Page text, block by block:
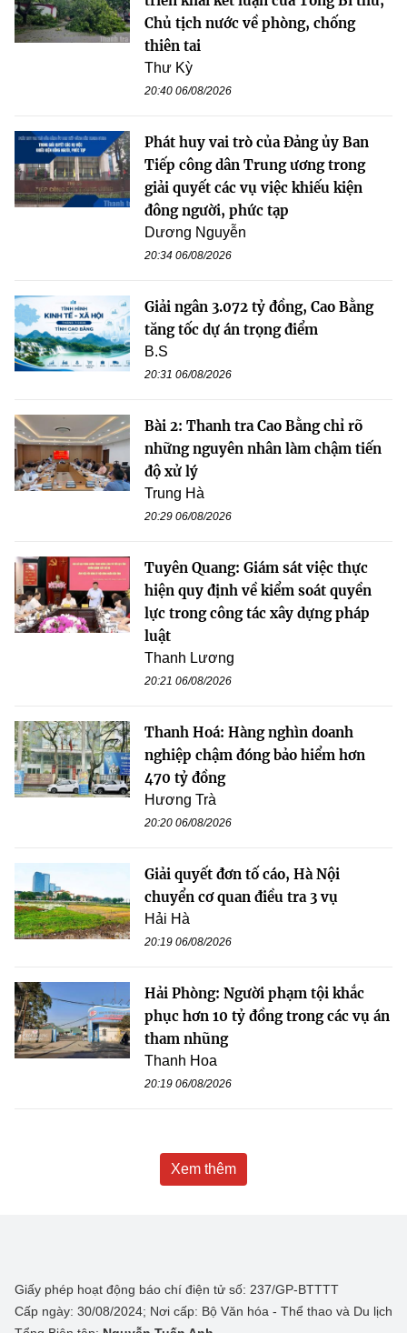
Chủ tịch nước về phòng, chống
thiên tai
Thư Kỳ
20:40 06/08/2026
Phát huy vai trò của Đảng ủy Ban
Tiếp công dân Trung ương trong
giải quyết các vụ việc khiếu kiện
đông người, phức tạp
Dương Nguyễn
20:34 06/08/2026
Giải ngân 3.072 tỷ đồng, Cao Bằng
tăng tốc dự án trọng điểm
B.S
20:31 06/08/2026
Bài 2: Thanh tra Cao Bằng chỉ rõ
những nguyên nhân làm chậm tiến
độ xử lý
Trung Hà
20:29 06/08/2026
Tuyên Quang: Giám sát việc thực
hiện quy định về kiểm soát quyền
lực trong công tác xây dựng pháp
luật
Thanh Lương
20:21 06/08/2026
Thanh Hoá: Hàng nghìn doanh
nghiệp chậm đóng bảo hiểm hơn
470 tỷ đồng
Hương Trà
20:20 06/08/2026
Giải quyết đơn tố cáo, Hà Nội
chuyển cơ quan điều tra 3 vụ
Hải Hà
20:19 06/08/2026
Hải Phòng: Người phạm tội khắc
phục hơn 10 tỷ đồng trong các vụ án
tham nhũng
Thanh Hoa
20:19 06/08/2026
Xem thêm
Giấy phép hoạt động báo chí điện tử số: 237/GP-BTTTT
Cấp ngày: 30/08/2024; Nơi cấp: Bộ Văn hóa - Thể thao và Du lịch